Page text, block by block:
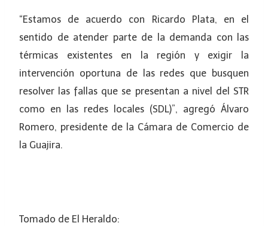
“Estamos de acuerdo con Ricardo Plata, en el
sentido de atender parte de la demanda con las
térmicas existentes en la región y exigir la
intervención oportuna de las redes que busquen
resolver las fallas que se presentan a nivel del STR
como en las redes locales (SDL)”, agregó Álvaro
Romero, presidente de la Cámara de Comercio de
la Guajira.
Tomado de El Heraldo: